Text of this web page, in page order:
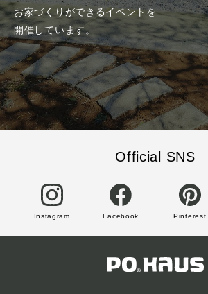
お家づくりができるイベントを
開催しています。
Official SNS
Instagram Facebook Pinterest